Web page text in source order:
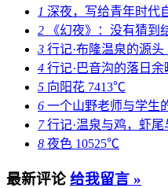
1 深夜，写给青年时代
2 《幻夜》：没有猜到
3 行记·布隆温泉的源头
4 行记·巴音沟的落日余
5 向阳花 7413℃
6 一个山野老师与学生
7行记·温泉与鸡，虾尾
8 夜色 10525℃
最新评论 给我留言 »